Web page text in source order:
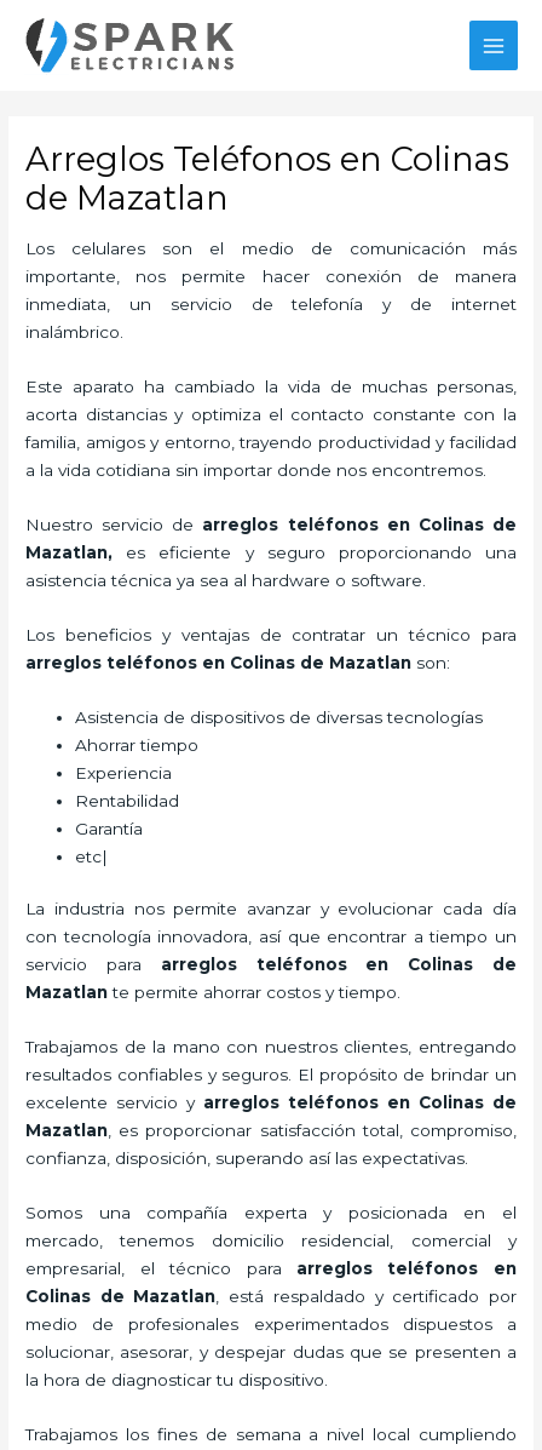
contenido
Arreglos Teléfonos en Colinas
de Mazatlan
Los celulares son el medio de comunicación más
importante, nos permite hacer conexión de manera
inmediata, un servicio de telefonía y de internet
inalámbrico.
Este aparato ha cambiado la vida de muchas personas,
acorta distancias y optimiza el contacto constante con la
familia, amigos y entorno, trayendo productividad y facilidad
a la vida cotidiana sin importar donde nos encontremos.
Nuestro servicio de arreglos teléfonos en Colinas de
Mazatlan, es eficiente y seguro proporcionando una
asistencia técnica ya sea al hardware o software.
Los beneficios y ventajas de contratar un técnico para
arreglos teléfonos en Colinas de Mazatlan son:
Asistencia de dispositivos de diversas tecnologías
Ahorrar tiempo
Experiencia
Rentabilidad
Garantía
etc|
La industria nos permite avanzar y evolucionar cada día
con tecnología innovadora, así que encontrar a tiempo un
servicio para arreglos teléfonosen Colinas de
Mazatlante permite ahorrar costos y tiempo.
Trabajamos de la mano con nuestros clientes, entregando
resultados confiables y seguros. El propósito de brindar un
excelente servicio y arreglos teléfonos en Colinas de
Mazatlan , es proporcionar satisfacción total, compromiso,
confianza, disposición, superando así las expectativas.
Somos una compañía experta y posicionada en el
mercado, tenemos domicilio residencial, comercial y
empresarial, el técnico para arreglos teléfonos en
Colinas de Mazatlan , está respaldado y certificado por
medio de profesionales experimentados dispuestos a
solucionar, asesorar, y despejar dudas que se presenten a
la hora de diagnosticar tu dispositivo.
Trabajamos los fines de semana a nivel local cumpliendo